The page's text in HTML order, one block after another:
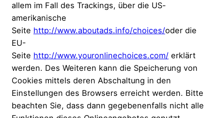
allem im Fall des Trackings, über die US-
amerikanische
Seite http://www.aboutads.info/choices/oder die
EU-
Seite http://www.youronlinechoices.com/ erklärt
werden. Des Weiteren kann die Speicherung von
Cookies mittels deren Abschaltung in den
Einstellungen des Browsers erreicht werden. Bitte
beachten Sie, dass dann gegebenenfalls nicht alle